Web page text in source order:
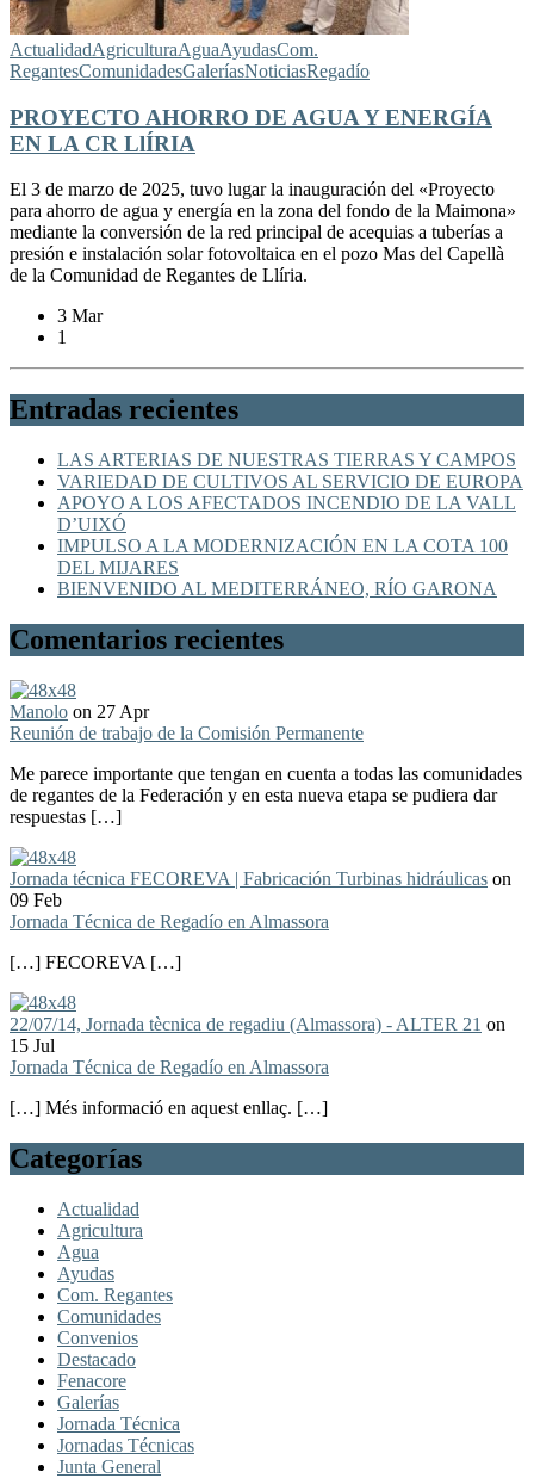
ActualidadAgriculturaAguaAyudasCom.
RegantesComunidadesGaleríasNoticiasRegadío
PROYECTO AHORRO DE AGUA Y ENERGÍA
EN LA CR LlÍRIA
El 3 de marzo de 2025, tuvo lugar la inauguración del «Proyecto
para ahorro de agua y energía en la zona del fondo de la Maimona»
mediante la conversión de la red principal de acequias a tuberías a
presión e instalación solar fotovoltaica en el pozo Mas del Capellà
de la Comunidad de Regantes de Llíria.
3 Mar
1
Entradas recientes
LAS ARTERIAS DE NUESTRAS TIERRAS Y CAMPOS
VARIEDAD DE CULTIVOS AL SERVICIO DE EUROPA
APOYO A LOS AFECTADOS INCENDIO DE LA VALL
D’UIXÓ
IMPULSO A LA MODERNIZACIÓN EN LA COTA 100
DEL MIJARES
BIENVENIDO AL MEDITERRÁNEO, RÍO GARONA
Comentarios recientes
Manolo on 27 Apr
Reunión de trabajo de la Comisión Permanente
Me parece importante que tengan en cuenta a todas las comunidades
de regantes de la Federación y en esta nueva etapa se pudiera dar
respuestas […]
Jornada técnica FECOREVA | Fabricación Turbinas hidráulicas on
09 Feb
Jornada Técnica de Regadío en Almassora
[…] FECOREVA […]
22/07/14, Jornada tècnica de regadiu (Almassora) - ALTER 21 on
15 Jul
Jornada Técnica de Regadío en Almassora
[…] Més informació en aquest enllaç. […]
Categorías
Actualidad
Agricultura
Agua
Ayudas
Com. Regantes
Comunidades
Convenios
Destacado
Fenacore
Galerías
Jornada Técnica
Jornadas Técnicas
Junta General